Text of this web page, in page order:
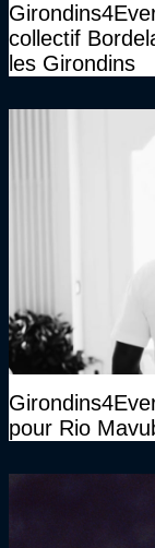
collectif
les Girondins
pour Rio